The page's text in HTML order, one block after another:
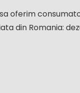
oferim
din Romania: